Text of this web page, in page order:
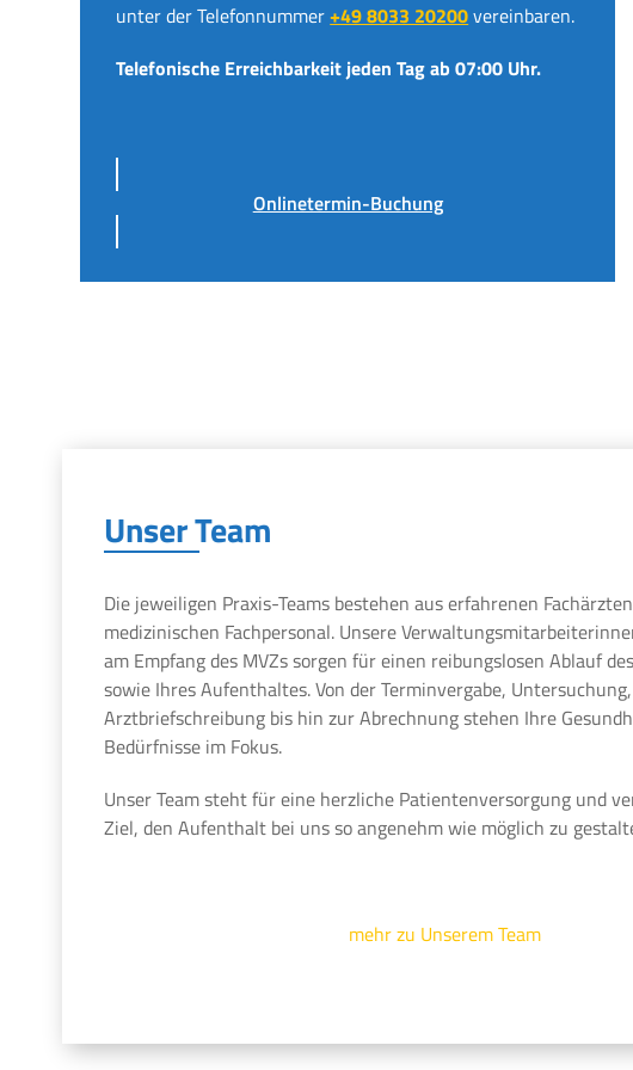
unter der Telefonnummer+49 8033 20200vereinbaren.
Telefonische Erreichbarkeit jeden Tag ab 07:00 Uhr.
Onlinetermin-Buchung
Unser Team
Die jeweiligen Praxis-Teams bestehen aus erfahrenen
medizinischen Fachpersonal. Unsere
am Empfang des MVZs sorgen für einen reibungslosen Ablauf
sowie Ihres Aufenthaltes. Von der Terminvergabe,
Arztbriefschreibung bis hin zur Abrechnung stehen Ihre
Bedürfnisse im Fokus.
Unser Team steht für eine herzliche Patientenversorgung und
Ziel, den Aufenthalt bei uns so angenehm wie möglich zu
mehr zu Unserem Team